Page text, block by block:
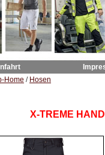
Home / Hosen
X-TREME